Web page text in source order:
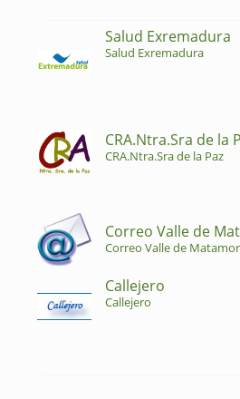
Salud Exremadura
Salud Exremadura
CRA.Ntra.Sra de la
CRA.Ntra.Sra de la Paz
Correo Valle de
Correo Valle de
Callejero
Callejero